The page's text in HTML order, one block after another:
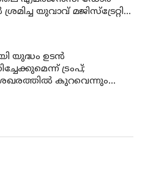
യുവാവ് മജിസ്ട്രേറ്റിന്
യുദ്ധം ഉടൻ
ട്രംപ്;
കുറവെന്നും